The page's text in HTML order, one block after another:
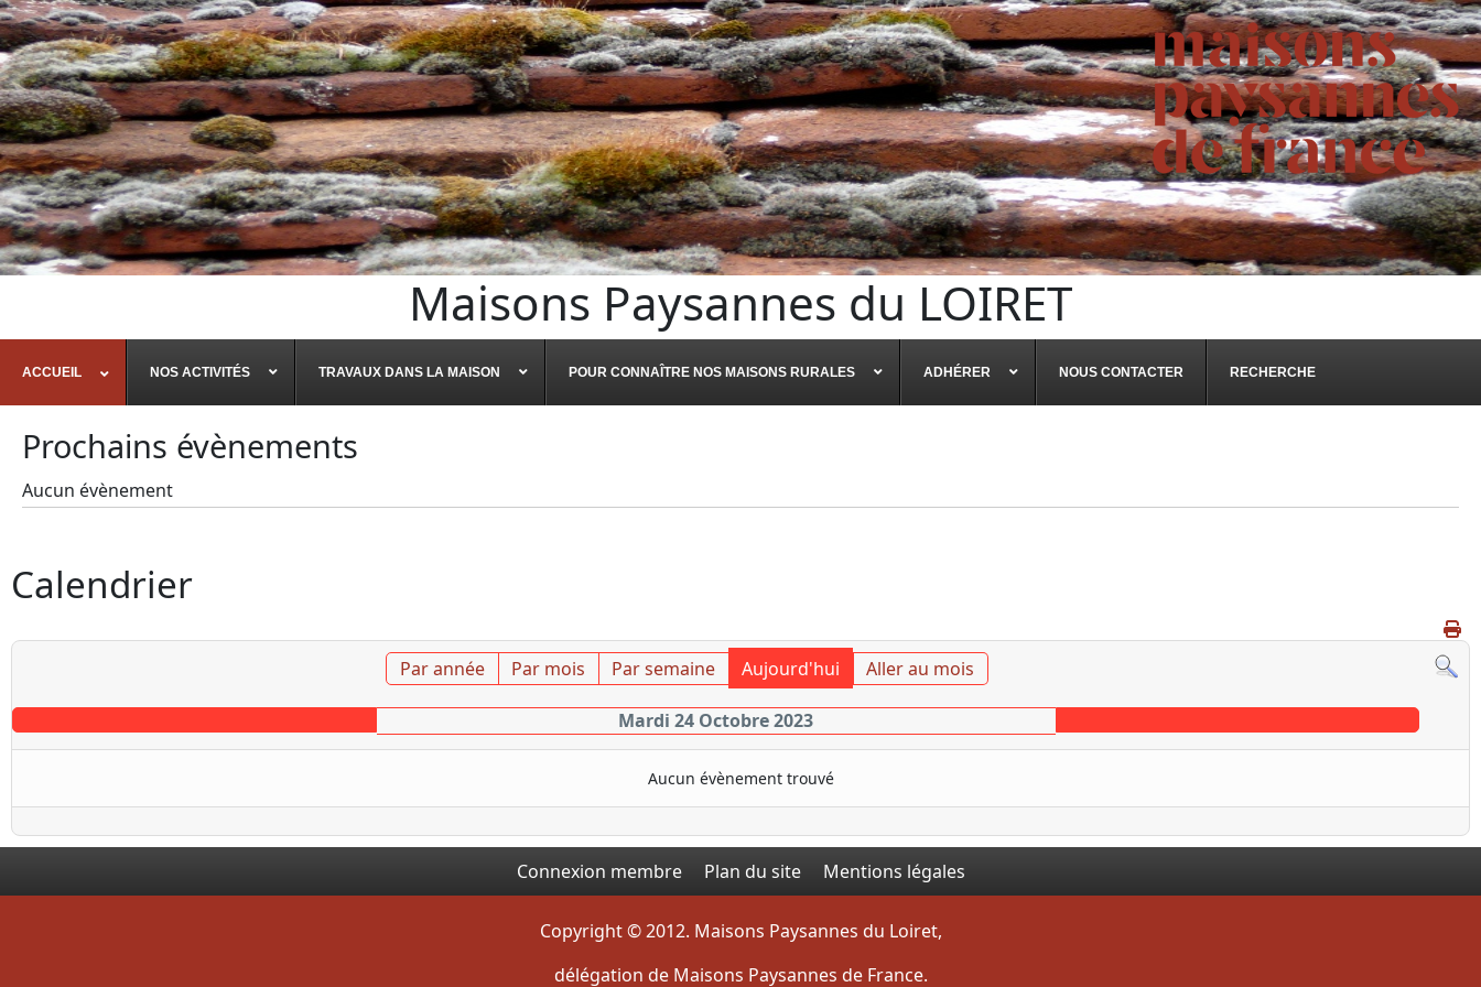
Maisons Paysannes du LOIRET
ACCUEIL NOS ACTIVITÉS TRAVAUX DANS LA MAISON POUR CONNAÎTRE NOS MAISONS RURALES ADHÉRER NOUS CONTACTER RECHERCHE
Prochains évènements
Aucun évènement
Calendrier
Par année Par mois Par semaine Aujourd'hui Aller au mois
Mardi 24 Octobre 2023
Aucun évènement trouvé
Connexion membre Plan du site Mentions légales
Copyright © 2012. Maisons Paysannes du Loiret,
délégation de Maisons Paysannes de France.